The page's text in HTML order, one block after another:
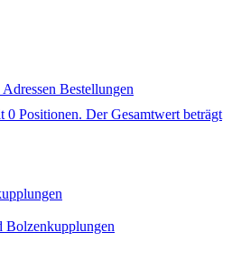
Adressen Bestellungen
0 Positionen. Der Gesamtwert beträgt
Bolzenkupplungen